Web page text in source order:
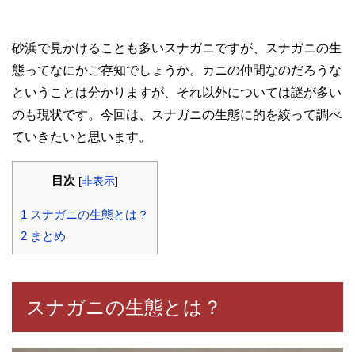
砂浜で見かけることも多いスナガニですが、スナガニの生
態ってなにかご存知でしょうか。カニの仲間なのだろうな
ということは分かりますが、それ以外については謎が多い
のも現状です。今回は、スナガニの生態に的を絞って調べ
ていきたいと思います。
目次 [非表示]
1 スナガニの生態とは？
2 まとめ
スナガニの生態とは？